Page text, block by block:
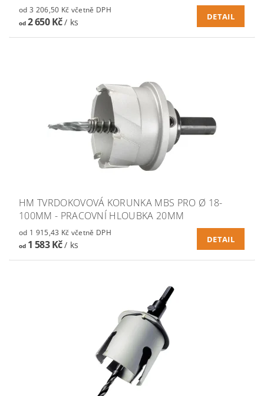
od 3 206,50 Kč včetně DPH
od2 650 Kč/ ks
DETAIL
HM TVRDOKOVOVÁ KORUNKA MBS PRO Ø 18-
100MM - PRACOVNÍ HLOUBKA 20MM
od 1 915,43 Kč včetně DPH
od1 583 Kč/ ks
DETAIL